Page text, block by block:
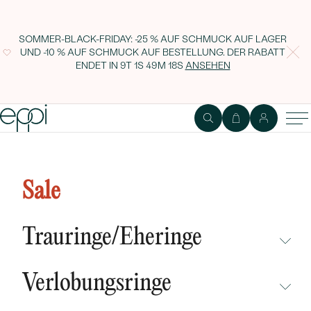
SOMMER-BLACK-FRIDAY: -25 % AUF SCHMUCK AUF LAGER
UND -10 % AUF SCHMUCK AUF BESTELLUNG. DER RABATT
ENDET IN 9T 1S 49M 17S ANSEHEN
Sale
Trauringe/Eheringe
NEUHEITEN
Verlobungsringe
Moissanit Lenal